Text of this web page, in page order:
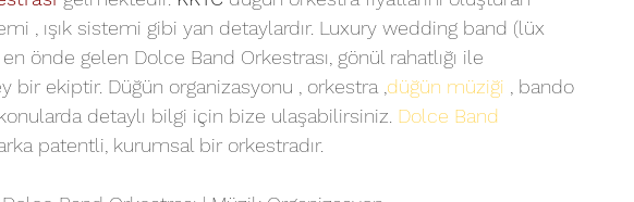
, ışık sistemi gibi yan detaylardır. Luxury wedding band (lüx
önde gelen Dolce Band Orkestrası, gönül rahatlığı ile
bir ekiptir. Düğün organizasyonu , orkestra ,düğün müziği , bando
detaylı bilgi için bize ulaşabilirsiniz. Dolce Band
patentli, kurumsal bir orkestradır.